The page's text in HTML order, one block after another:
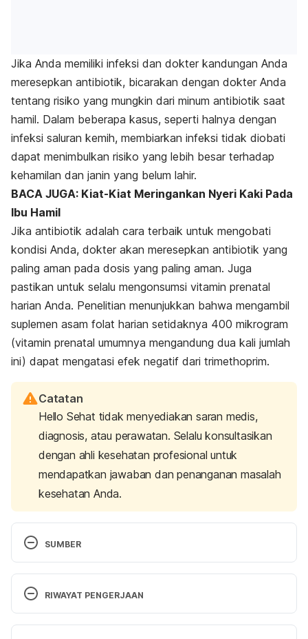
Jika Anda memiliki infeksi dan dokter kandungan Anda
meresepkan antibiotik, bicarakan dengan dokter Anda
tentang risiko yang mungkin dari minum antibiotik saat
hamil. Dalam beberapa kasus, seperti halnya dengan
infeksi saluran kemih, membiarkan infeksi tidak diobati
dapat menimbulkan risiko yang lebih besar terhadap
kehamilan dan janin yang belum lahir.
BACA JUGA: Kiat-Kiat Meringankan Nyeri Kaki Pada
Ibu Hamil
Jika antibiotik adalah cara terbaik untuk mengobati
kondisi Anda, dokter akan meresepkan antibiotik yang
paling aman pada dosis yang paling aman. Juga
pastikan untuk selalu mengonsumsi vitamin prenatal
harian Anda. Penelitian menunjukkan bahwa mengambil
suplemen asam folat harian setidaknya 400 mikrogram
(vitamin prenatal umumnya mengandung dua kali jumlah
ini) dapat mengatasi efek negatif dari trimethoprim.
Catatan
Hello Sehat tidak menyediakan saran medis,
diagnosis, atau perawatan. Selalu konsultasikan
dengan ahli kesehatan profesional untuk
mendapatkan jawaban dan penanganan masalah
kesehatan Anda.
SUMBER
http://www.babymed.com/medications/safe-
antibiotics-during-pregnancy# accessed Dec
RIWAYAT PENGERJAAN